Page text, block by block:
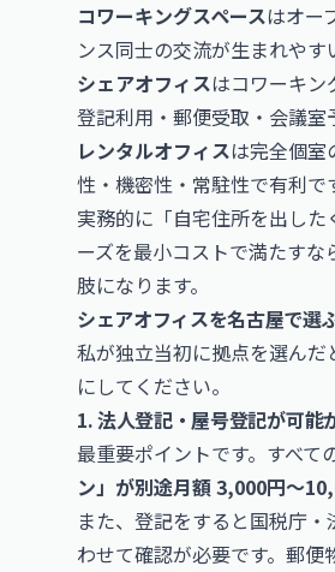
コワーキングスペースはオー
ンス同士の交流が生まれやす
シェアオフィスはコワーキン
登記利用・郵便受取・会議室
レンタルオフィスは完全個室
性・機密性・常駐性で有利で
実務的に「自宅住所を出し
ーズを最小コストで満たす
肢になります。
シェアオフィスを名古屋で選
私が独立当初に拠点を選ん
にしてください。
1. 法人登記・屋号登記が可能
最重要ポイントです。すべて
ン」が別途月額 3,000円〜
また、登記をすると国税庁
わせて確認が必要です。郵